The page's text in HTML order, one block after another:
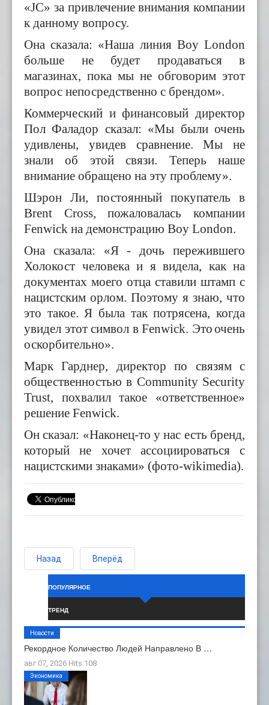
«JC» за привлечение внимания компании
к данному вопросу.
Она сказала: «Наша линия Boy London
больше не будет продаваться в
магазинах, пока мы не обговорим этот
вопрос непосредственно с брендом».
Коммерческий и финансовый директор
Пол Фаладор сказал: «Мы были очень
удивлены, увидев сравнение. Мы не
знали об этой связи. Теперь наше
внимание обращено на эту проблему».
Шэрон Ли, постоянный покупатель в
Brent Cross, пожаловалась компании
Fenwick на демонстрацию Boy London.
Она сказала: «Я - дочь пережившего
Холокост человека и я видела, как на
документах моего отца ставили штамп с
нацистским орлом. Поэтому я знаю, что
это такое. Я была так потрясена, когда
увидел этот символ в Fenwick. Этоочень
оскорбительно».
Марк Гарднер, директор по связям с
общественностью в Community Security
Trust, похвалил такое «ответственное»
решение Fenwick.
Он сказал: «Наконец-то у нас есть бренд,
который не хочет ассоциироваться с
нацистскими знаками» (фото-wikimedia).
Назад Вперёд
ПОПУЛЯРНОЕ
ТРЕНД
Рекордное Количество Людей Направлено В …
авг 07, 2026 Hits:108
Новости
Экономика